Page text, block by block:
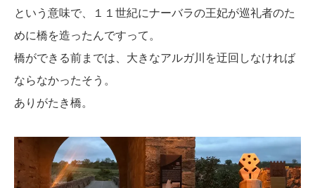
という意味で、１１世紀にナーバラの王妃が巡礼者のた
めに橋を造ったんですって。
橋ができる前までは、大きなアルガ川を迂回しなければ
ならなかったそう。
ありがたき橋。